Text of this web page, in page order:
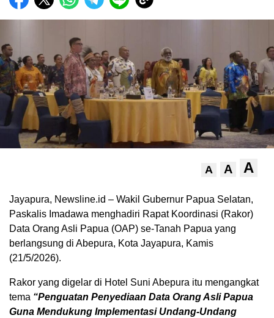
A A A
Jayapura, Newsline.id – Wakil Gubernur Papua Selatan,
Paskalis Imadawa menghadiri Rapat Koordinasi (Rakor)
Data Orang Asli Papua (OAP) se-Tanah Papua yang
berlangsung di Abepura, Kota Jayapura, Kamis
(21/5/2026).
Rakor yang digelar di Hotel Suni Abepura itu mengangkat
tema “Penguatan Penyediaan Data Orang Asli Papua
Guna Mendukung Implementasi Undang-Undang